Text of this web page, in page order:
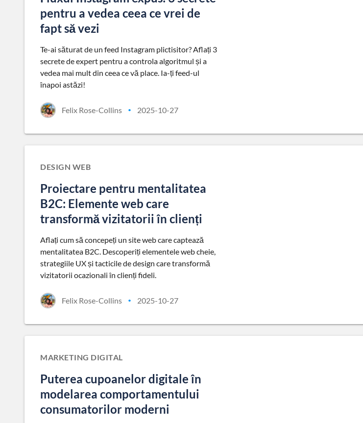
pentru a vedea ceea ce vrei de
fapt să vezi
Te-ai săturat de un feed Instagram plictisitor? Aflați 3
secrete de expert pentru a controla algoritmul și a
vedea mai mult din ceea ce vă place. Ia-ți feed-ul
înapoi astăzi!
Felix Rose-Collins • 2025-10-27
DESIGN WEB
Proiectare pentru mentalitatea
B2C: Elemente web care
transformă vizitatorii în clienți
Aflați cum să concepeți un site web care captează
mentalitatea B2C. Descoperiți elementele web cheie,
strategiile UX și tacticile de design care transformă
vizitatorii ocazionali în clienți fideli.
Felix Rose-Collins • 2025-10-27
MARKETING DIGITAL
Puterea cupoanelor digitale în
modelarea comportamentului
consumatorilor moderni